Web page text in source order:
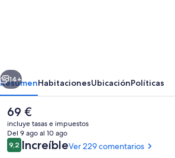
Siguiente
14+
ResumenHabitacionesUbicaciónPolíticas
El
precio
actual
es
de
69 €
incluye tasas e impuestos
Del 9 ago al 10 ago
Comentarios
9,29,2 de 10
IncreíbleVer 229 comentarios